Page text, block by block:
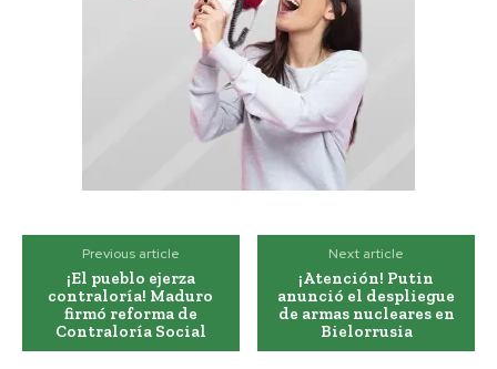
Previous article
¡El pueblo ejerza
contraloría! Maduro
firmó reforma de
Contraloría Social
Next article
¡Atención! Putin
anunció el despliegue
de armas nucleares en
Bielorrusia